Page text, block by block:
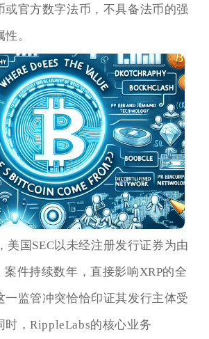
或官方数字法币，不具备法币的强
。
美国SEC以未经注册发行证券为由
案件持续数年，直接影响XRP的全
一监管冲突恰恰印证其发行主体受
时，RippleLabs的核心业务